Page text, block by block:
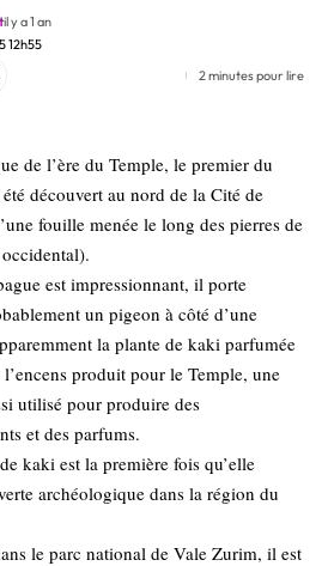
12h55
il y a 1 an
2 minutes pour lire
de l’ère du Temple, le premier du
découvert au nord de la Cité de
fouille menée le long des pierres de
est impressionnant, il porte
un pigeon à côté d’une
la plante de kaki parfumée
produit pour le Temple, une
utilisé pour produire des
et des parfums.
kaki est la première fois qu’elle
archéologique dans la région du
le parc national de Vale Zurim, il est